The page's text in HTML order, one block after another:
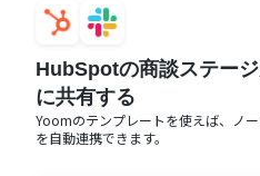
HubSpotの商談ステー
に共有する
Yoomのテンプレートを使えば、ノ
を自動連携できます。